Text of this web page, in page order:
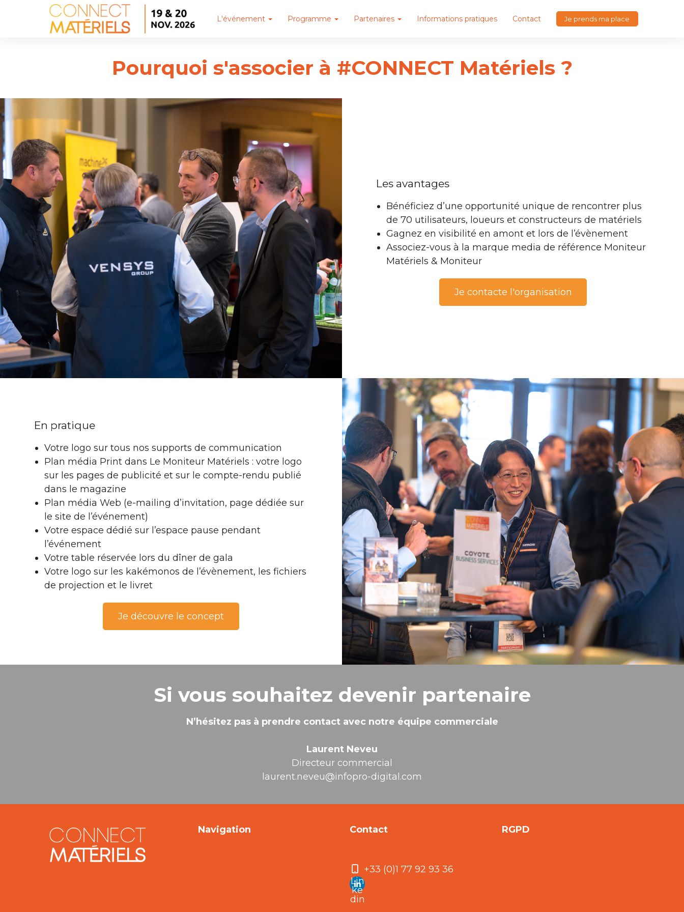
L'événement Programme Partenaires Informations pratiques Contact Je prends ma place
Pourquoi s'associer à #CONNECT Matériels ?
Les avantages
Bénéficiez d’une opportunité unique de rencontrer plus
de 70 utilisateurs, loueurs et constructeurs de matériels
Gagnez en visibilité en amont et lors de l’évènement
Associez-vous à la marque media de référence Moniteur
Matériels & Moniteur
Je contacte l'organisation
En pratique
Votre logo sur tous nos supports de communication
Plan média Print dans Le Moniteur Matériels : votre logo
sur les pages de publicité et sur le compte-rendu publié
dans le magazine
Plan média Web (e-mailing d’invitation, page dédiée sur
le site de l’événement)
Votre espace dédié sur l’espace pause pendant
l’événement
Votre table réservée lors du dîner de gala
Votre logo sur les kakémonos de l’évènement, les fichiers
de projection et le livret
Je découvre le concept
Si vous souhaitez devenir partenaire
N’hésitez pas à prendre contact avec notre équipe commerciale
Laurent Neveu
Directeur commercial
laurent.neveu@infopro-digital.com
Navigation
Contact
+33 (0)1 77 92 93 36
Lin
ke
din
RGPD